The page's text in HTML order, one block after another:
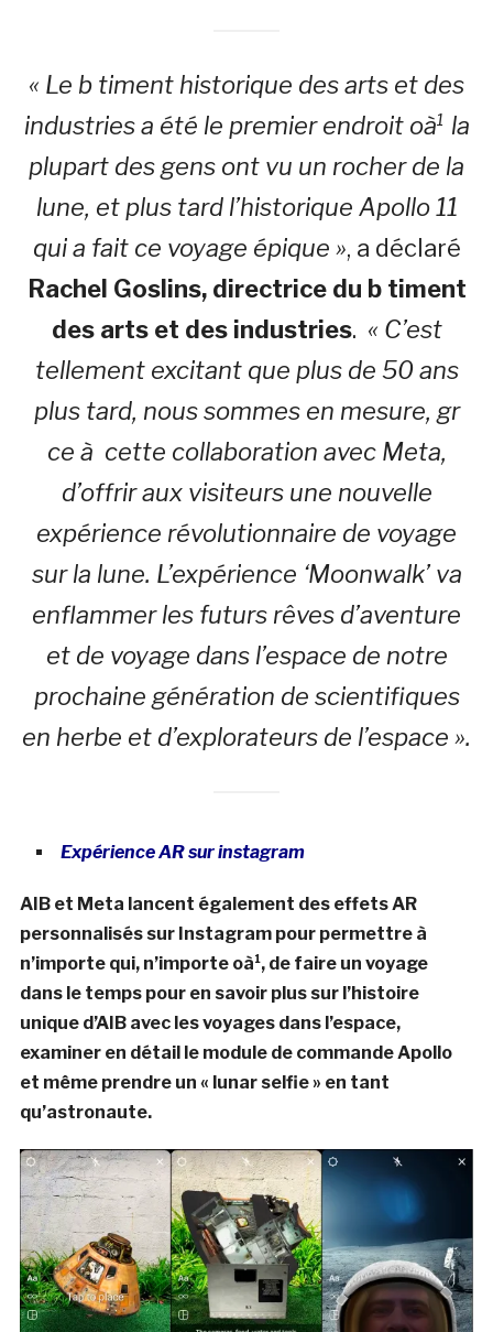
« Le b timent historique des arts et des
industries a été le premier endroit oà¹ la
plupart des gens ont vu un rocher de la
lune, et plus tard l’historique Apollo 11
qui a fait ce voyage épique », a déclaré
Rachel Goslins, directrice du b timent
des arts et des industries. « C’est
tellement excitant que plus de 50 ans
plus tard, nous sommes en mesure, gr
ce à cette collaboration avec Meta,
d’offrir aux visiteurs une nouvelle
expérience révolutionnaire de voyage
sur la lune. L’expérience ‘Moonwalk’ va
enflammer les futurs rêves d’aventure
et de voyage dans l’espace de notre
prochaine génération de scientifiques
en herbe et d’explorateurs de l’espace ».
Expérience AR sur instagram
AIB et Meta lancent également des effets AR
personnalisés sur Instagram pour permettre à
n’importe qui, n’importe oà¹, de faire un voyage
dans le temps pour en savoir plus sur l’histoire
unique d’AIB avec les voyages dans l’espace,
examiner en détail le module de commande Apollo
et même prendre un « lunar selfie » en tant
qu’astronaute.